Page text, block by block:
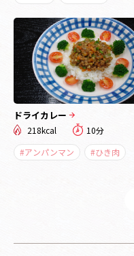
ドライカレー
218kcal
10分
#アンパンマン
#ひき肉